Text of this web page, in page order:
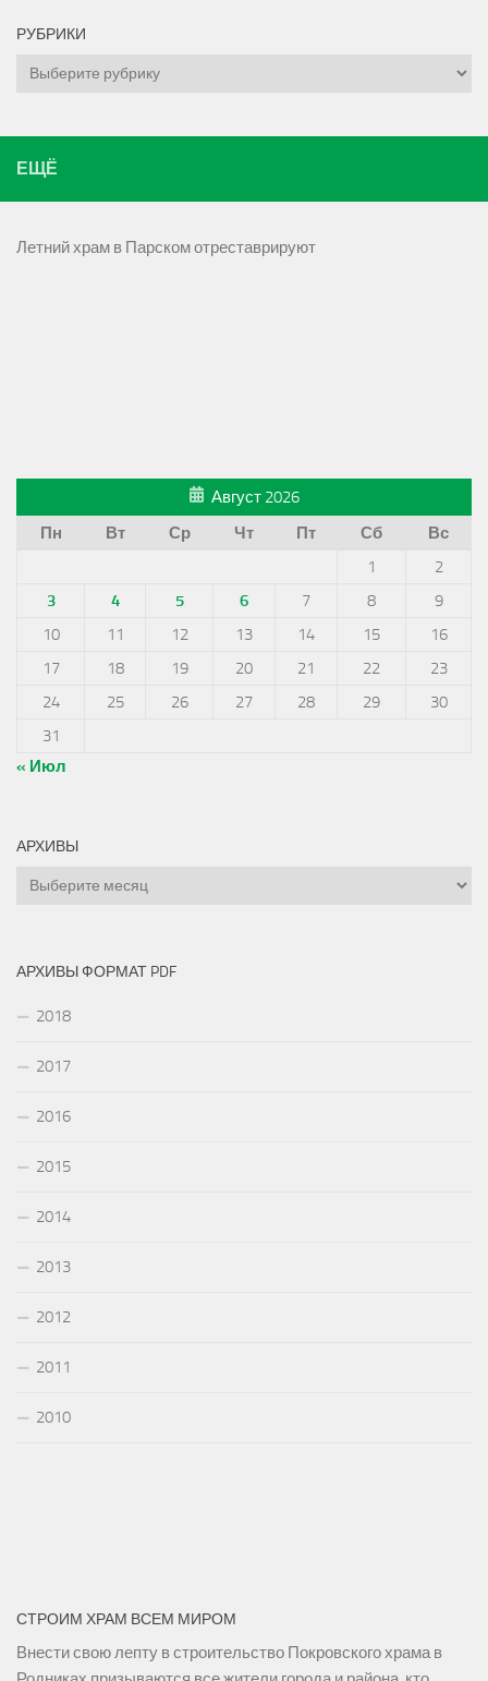
РУБРИКИ
Рубрики
ЕЩЁ
Летний храм в Парском отреставрируют
Август 2026
Пн
Вт Ср Чт Пт Сб
Вс
1
2
3
4 5 6 7 8
9
10
11 12 13 14 15
16
17
18 19 20 21 22
23
24
25 26 27 28 29
30
31
« Июл
АРХИВЫ
Архивы
АРХИВЫ ФОРМАТ PDF
2018
2017
2016
2015
2014
2013
2012
2011
2010
СТРОИМ ХРАМ ВСЕМ МИРОМ
Внести свою лепту в строительство Покровского храма в